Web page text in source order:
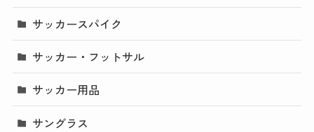
サッカースパイク
サッカー・フットサル
サッカー用品
サングラス